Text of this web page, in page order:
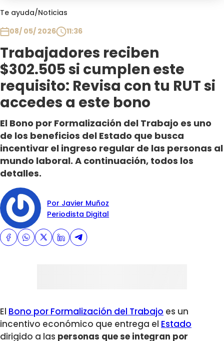
Te ayuda/Noticias
08/ 05/ 2026
11:36
Trabajadores reciben
$302.505 si cumplen este
requisito: Revisa con tu RUT si
accedes a este bono
El Bono por Formalización del Trabajo es uno
de los beneficios del Estado que busca
incentivar el ingreso regular de las personas al
mundo laboral. A continuación, todos los
detalles.
Por Javier Muñoz
Periodista Digital
El Bono por Formalización del Trabajo es un
incentivo económico que entrega el Estado
dirigido a las personas que se integran por
Club De La Comedia
Plan Perfecto
El Tiempo
Sabingo
Todos Los Programas